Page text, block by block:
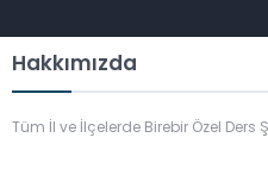
Hakkımızda
Tüm İl ve İlçelerde Birebir Özel Ders